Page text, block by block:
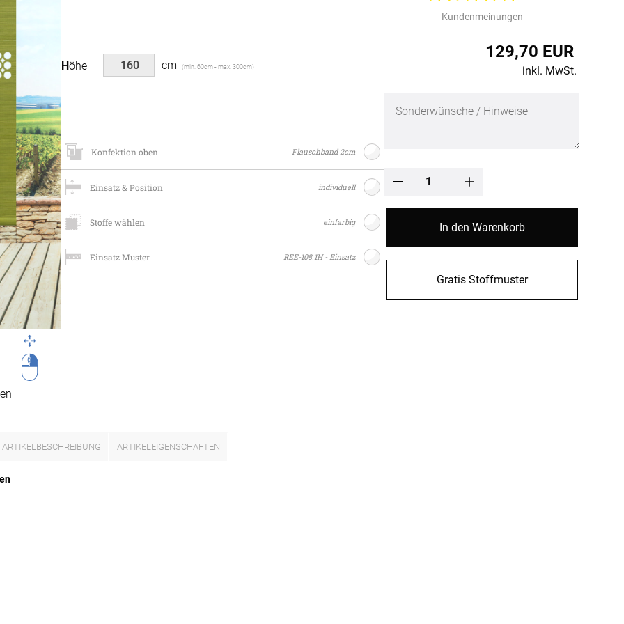
VERSAND
Höhe cm (min. 60cm - max. 300cm)
Konfektion oben Flauschband 2cm
Einsatz & Position individuell
Stoffe wählen einfarbig
Einsatz Muster REE-108.1H - Einsatz
Kundenmeinungen
129,70 EUR
inkl. MwSt.
In den Warenkorb
Gratis Stoffmuster
ARTIKELBESCHREIBUNG ARTIKELEIGENSCHAFTEN